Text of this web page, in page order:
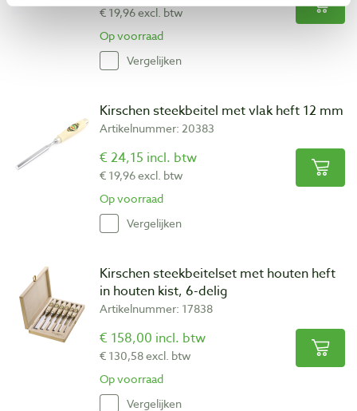
€ 19,96 excl. btw
Op voorraad
Vergelijken
Kirschen steekbeitel met vlak heft 12 mm
Artikelnummer: 20383
€ 24,15 incl. btw
€ 19,96 excl. btw
Op voorraad
Vergelijken
Kirschen steekbeitelset met houten heft
in houten kist, 6-delig
Artikelnummer: 17838
€ 158,00 incl. btw
€ 130,58 excl. btw
Op voorraad
Vergelijken